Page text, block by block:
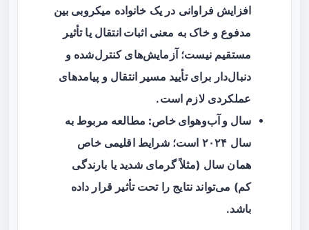
افزایش فراوانی در یک خانواده میکروبی بین
مدفوع و خاک به معنیاثبات انتقال یا تأثیر
مستقیم نیست؛ آزمایش‌های کنترل‌شده و
دنبال‌دار برای تأیید مسیر انتقال و پیامدهای
عملکردی لازم است.
سال و آب‌وهوای خاص: مطالعه مربوط به
سال ۲۰۲۴ است؛ شرایط اقلیمی خاص
همان سال (مثلاً گرمای شدید یا بارندگی
کم) می‌تواند نتایج را تحت تأثیر قرار داده
باشد.